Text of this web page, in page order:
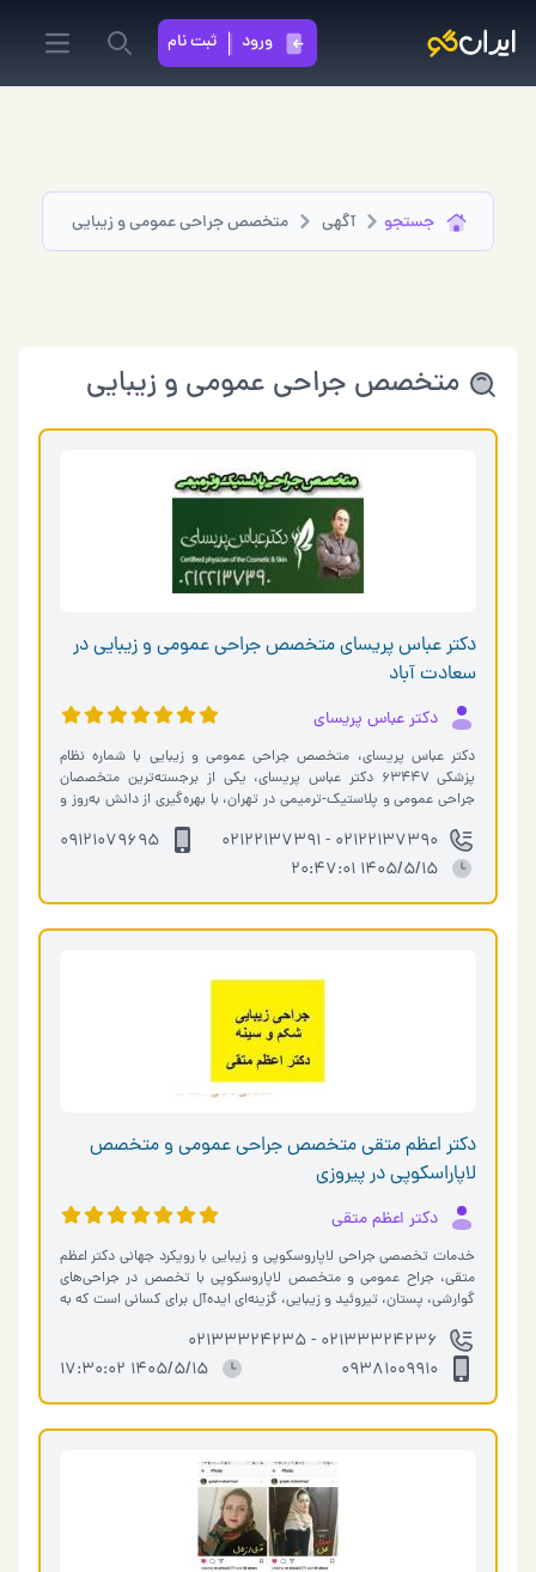
ورود
ثبت نام
menu
جستجو آگهی متخصص جراحی عمومی و زیبایی
متخصص جراحی عمومی و زیبایی
دکتر عباس پریسای متخصص جراحی عمومی و زیبایی در
سعادت آباد
دکتر عباس پریسای
دکتر عباس پریسای، متخصص جراحی عمومی و زیبایی با شماره نظام
پزشکی 63447 دکتر عباس پریسای، یکی از برجسته‌ترین متخصصان
جراحی عمومی و پلاستیک-ترمیمی در تهران، با بهره‌گیری از دانش به‌روز و
02122137390 - 02122137391
09121079695
1405/5/15 20:47:01
دکتر اعظم متقی متخصص جراحی عمومی و متخصص
لاپاراسکوپی در پیروزی
دکتر اعظم متقی
خدمات تخصصی جراحی لاپاروسکوپی و زیبایی با رویکرد جهانی دکتر اعظم
متقی، جراح عمومی و متخصص لاپاروسکوپی با تخصص در جراحی‌های
گوارشی، پستان، تیروئید و زیبایی، گزینه‌ای ایده‌آل برای کسانی است که به
02133324236 - 02133324235
09381009910
1405/5/15 17:30:02